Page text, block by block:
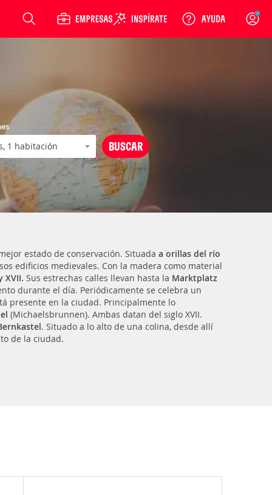
Login
estado de conservación. Situada a orillas del río
edificios medievales. Con la madera como material
XVII. Sus estrechas calles llevan hasta la Marktplatz
durante el día. Periódicamente se celebra un
presente en la ciudad. Principalmente lo
(Michaelsbrunnen). Ambas datan del siglo XVII.
. Situado a lo alto de una colina, desde allí
de la ciudad.